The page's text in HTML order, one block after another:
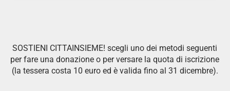
SOSTIENI CITTAINSIEME! scegli uno dei metodi seguenti
per fare una donazione o per versare la quota di iscrizione
(la tessera costa 10 euro ed è valida fino al 31 dicembre).